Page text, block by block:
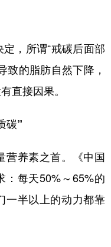
，所谓“戒碳后面部
致的脂肪自然下降，
直接因果。
碳”
养素之首。《中国
：每天50%～65%的
一半以上的动力都靠